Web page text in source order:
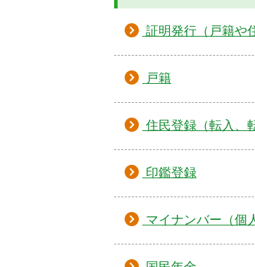
証明発行（戸籍や
戸籍
住民登録（転入、
印鑑登録
マイナンバー（個